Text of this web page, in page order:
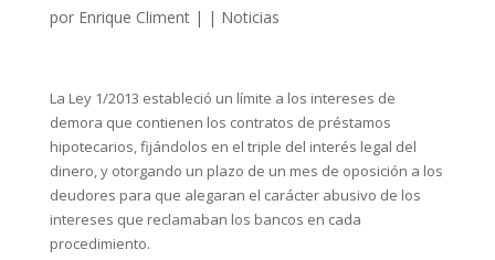
por Enrique Climent| | Noticias
La Ley 1/2013 estableció un límite a los intereses de
demora que contienen los contratos de préstamos
hipotecarios, fijándolos en el triple del interés legal del
dinero, y otorgando un plazo de un mes de oposición a los
deudores para que alegaran el carácter abusivo de los
intereses que reclamaban los bancos en cada
procedimiento.